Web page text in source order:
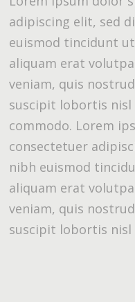
adipiscing elit, sed
euismod tincidunt
aliquam erat
veniam, quis
suscipit lobortis nisl
commodo. Lorem
consectetuer
nibh euismod
aliquam erat
veniam, quis
suscipit lobortis nisl